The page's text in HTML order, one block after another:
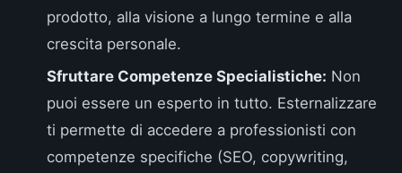
prodotto, alla visione a lungo termine e alla
crescita personale.
Sfruttare Competenze Specialistiche: Non
puoi essere un esperto in tutto. Esternalizzare
ti permette di accedere a professionisti con
competenze specifiche (SEO, copywriting,